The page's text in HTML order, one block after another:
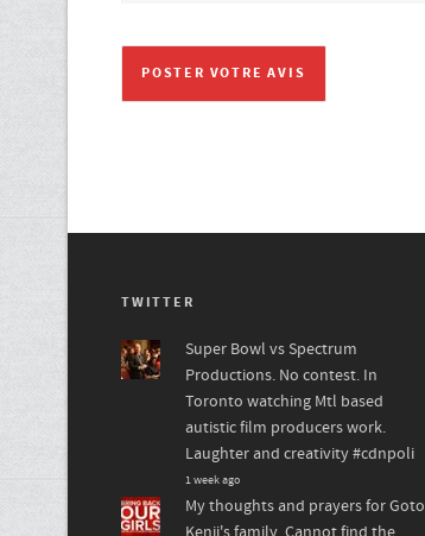
TWITTER
Super Bowl vs Spectrum
Productions. No contest. In
Toronto watching Mtl based
autistic film producers work.
Laughter and creativity#cdnpoli
1 week ago
My thoughts and prayers for Goto